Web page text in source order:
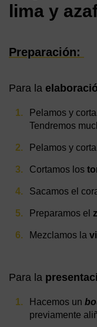
lima y
Preparación:
Para la
Pelamos y
Tendremos
Pelamos y
Cortamos los
Sacamos el
Preparamos el
Mezclamos la
Para la
Hacemos un
previamente